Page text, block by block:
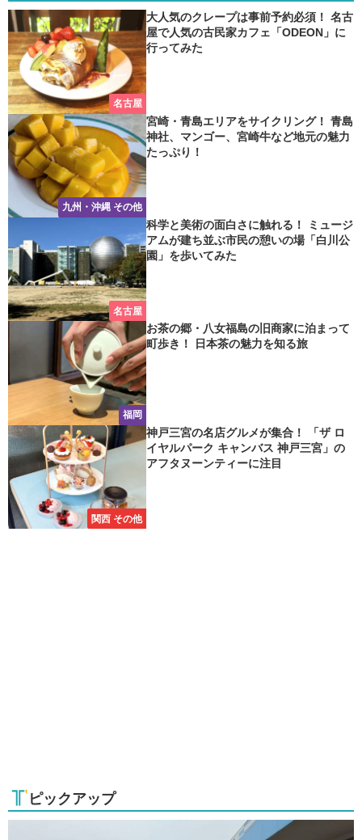
名古屋
大人気のクレープは事前予約必須！ 名古
屋で人気の古民家カフェ「ODEON」に
行ってみた
九州・沖縄 その他
宮崎・青島エリアをサイクリング！ 青島
神社、マンゴー、宮崎牛など地元の魅力
たっぷり！
名古屋
科学と美術の面白さに触れる！ ミュージ
アムが建ち並ぶ市民の憩いの場「白川公
園」を歩いてみた
福岡
お茶の郷・八女福島の旧商家に泊まって
町歩き！ 日本茶の魅力を知る旅
関西 その他
神戸三宮の名店グルメが集合！ 「ザ ロ
イヤルパーク キャンバス 神戸三宮」の
アフタヌーンティーに注目
ピックアップ